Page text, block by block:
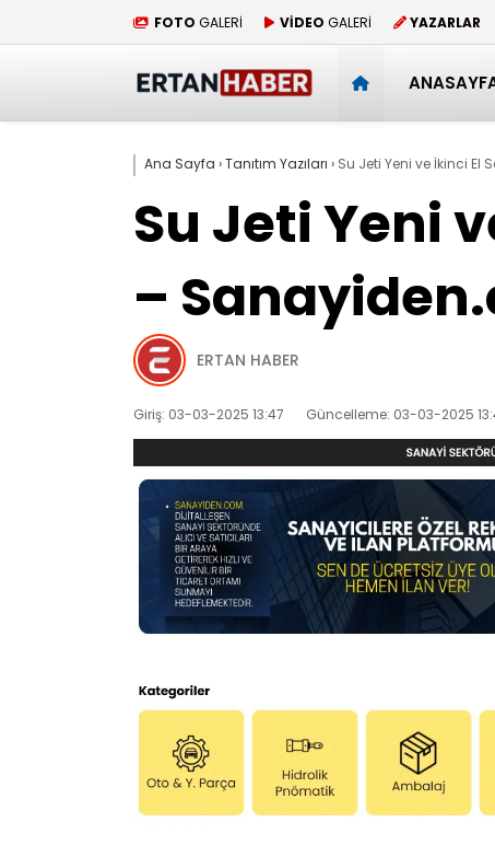
FOTO GALERİ VİDEO GALERİ YAZARLAR
Ana Sayfa ›Tanıtım Yazıları › Su Jeti Yeni ve İkinci El
Su Jeti Yeni
–
ERTAN HABER
Giriş: 03-03-2025 13:47 Güncelleme: 03-03-2025